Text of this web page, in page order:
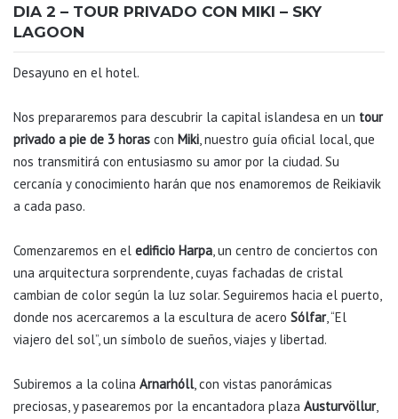
DIA 2 – TOUR PRIVADO CON MIKI – SKY
LAGOON
Desayuno en el hotel.
Nos prepararemos para descubrir la capital islandesa en un tour
privado a pie de 3 horas con Miki, nuestro guía oficial local, que
nos transmitirá con entusiasmo su amor por la ciudad. Su
cercanía y conocimiento harán que nos enamoremos de Reikiavik
a cada paso.
Comenzaremos en el edificio Harpa, un centro de conciertos con
una arquitectura sorprendente, cuyas fachadas de cristal
cambian de color según la luz solar. Seguiremos hacia el puerto,
donde nos acercaremos a la escultura de acero Sólfar, “El
viajero del sol”, un símbolo de sueños, viajes y libertad.
Subiremos a la colina Arnarhóll, con vistas panorámicas
preciosas, y pasearemos por la encantadora plaza Austurvöllur,